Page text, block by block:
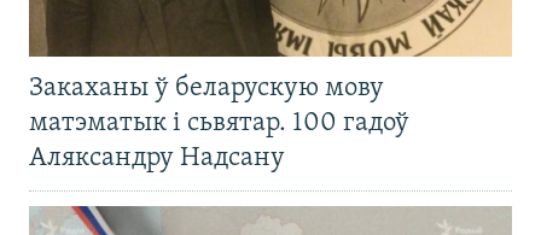
Закаханы ў беларускую мову
матэматык і сьвятар. 100 гадоў
Аляксандру Надсану